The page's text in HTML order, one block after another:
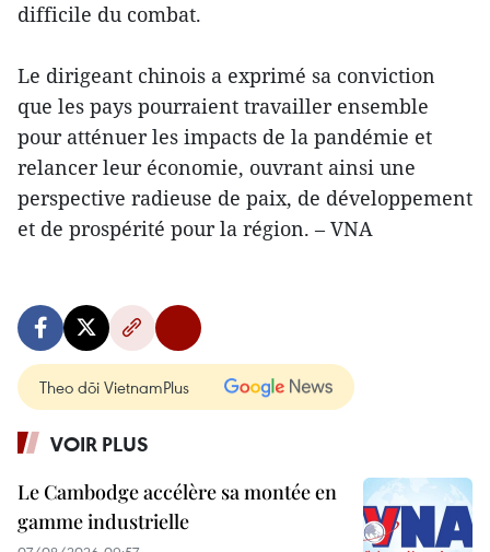
difficile du combat.
Le dirigeant chinois a exprimé sa conviction
que les pays pourraient travailler ensemble
pour atténuer les impacts de la pandémie et
relancer leur économie, ouvrant ainsi une
perspective radieuse de paix, de développement
et de prospérité pour la région. – VNA
Theo dõi VietnamPlus
VOIR PLUS
Le Cambodge accélère sa montée en
gamme industrielle